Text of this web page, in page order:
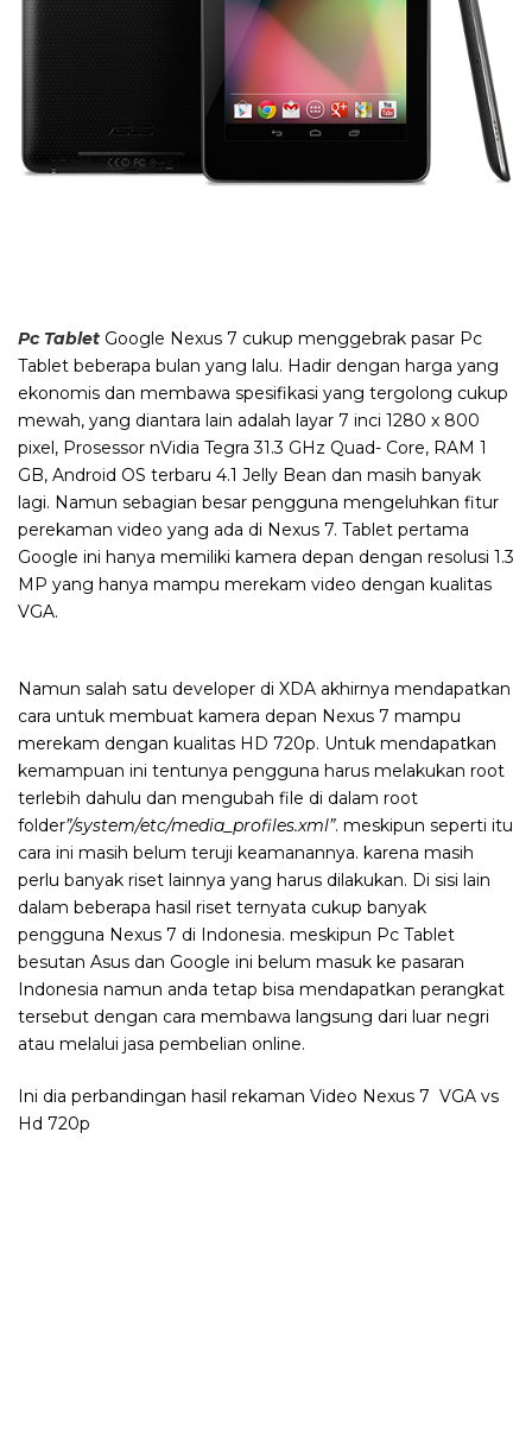
Pc Tablet Google Nexus 7 cukup menggebrak pasar Pc
Tablet beberapa bulan yang lalu. Hadir dengan harga yang
ekonomis dan membawa spesifikasi yang tergolong cukup
mewah, yang diantara lain adalah layar 7 inci 1280 x 800
pixel, Prosessor nVidia Tegra 31.3 GHz Quad- Core, RAM 1
GB, Android OS terbaru 4.1 Jelly Bean dan masih banyak
lagi. Namun sebagian besar pengguna mengeluhkan fitur
perekaman video yang ada di Nexus 7. Tablet pertama
Google ini hanya memiliki kamera depan dengan resolusi 1.3
MP yang hanya mampu merekam video dengan kualitas
VGA.
Namun salah satu developer di XDA akhirnya mendapatkan
cara untuk membuat kamera depan Nexus 7 mampu
merekam dengan kualitas HD 720p. Untuk mendapatkan
kemampuan ini tentunya pengguna harus melakukan root
terlebih dahulu dan mengubah file di dalam root
folder”/system/etc/media_profiles.xml”. meskipun seperti itu
cara ini masih belum teruji keamanannya. karena masih
perlu banyak riset lainnya yang harus dilakukan. Di sisi lain
dalam beberapa hasil riset ternyata cukup banyak
pengguna Nexus 7 di Indonesia. meskipun Pc Tablet
besutan Asus dan Google ini belum masuk ke pasaran
Indonesia namun anda tetap bisa mendapatkan perangkat
tersebut dengan cara membawa langsung dari luar negri
atau melalui jasa pembelian online.
Ini dia perbandingan hasil rekaman Video Nexus 7 VGA vs
Hd 720p